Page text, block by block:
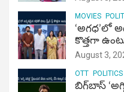
MOVIES
‘అగధ’లో
కొత్తగా
August 3,
OTT POLITICS
బిగ్‌బాస్